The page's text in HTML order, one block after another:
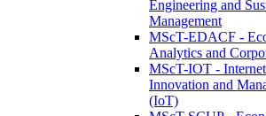
Engineering and
Management
MScT-EDACF -
Analytics and
MScT-IOT -
Innovation and
(IoT)